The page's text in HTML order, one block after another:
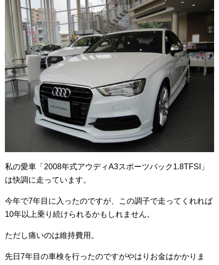
私の愛車「2008年式アウディA3スポーツバック1.8TFSI」
は快調に走っています。
今年で7年目に入ったのですが、この調子で走ってくれれば
10年以上乗り続けられるかもしれません。
ただし痛いのは維持費用。
先日7年目の車検を行ったのですがやはりお金はかかりま